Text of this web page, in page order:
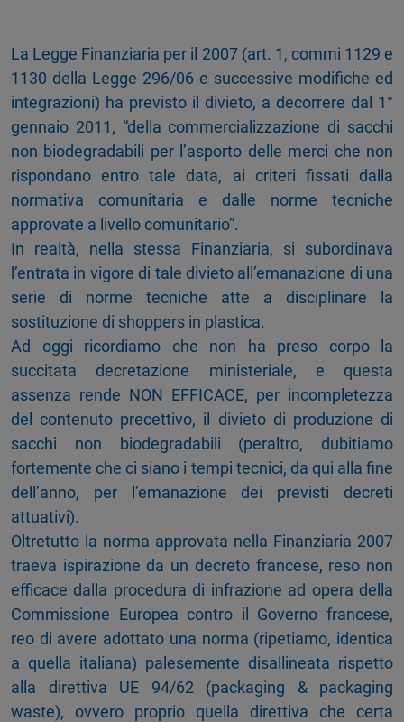
La Legge Finanziaria per il 2007 (art. 1, commi 1129 e
1130 della Legge 296/06 e successive modifiche ed
integrazioni) ha previsto il divieto, a decorrere dal 1°
gennaio 2011, “della commercializzazione di sacchi
non biodegradabili per l’asporto delle merci che non
rispondano entro tale data, ai criteri fissati dalla
normativa comunitaria e dalle norme tecniche
approvate a livello comunitario”.
In realtà, nella stessa Finanziaria, si subordinava
l’entrata in vigore di tale divieto all’emanazione di una
serie di norme tecniche atte a disciplinare la
sostituzione di shoppers in plastica.
Ad oggi ricordiamo che non ha preso corpo la
succitata decretazione ministeriale, e questa
assenza rende NON EFFICACE, per incompletezza
del contenuto precettivo, il divieto di produzione di
sacchi non biodegradabili (peraltro, dubitiamo
fortemente che ci siano i tempi tecnici, da qui alla fine
dell’anno, per l’emanazione dei previsti decreti
attuativi).
Oltretutto la norma approvata nella Finanziaria 2007
traeva ispirazione da un decreto francese, reso non
efficace dalla procedura di infrazione ad opera della
Commissione Europea contro il Governo francese,
reo di avere adottato una norma (ripetiamo, identica
a quella italiana) palesemente disallineata rispetto
alla direttiva UE 94/62 (packaging & packaging
waste), ovvero proprio quella direttiva che certa